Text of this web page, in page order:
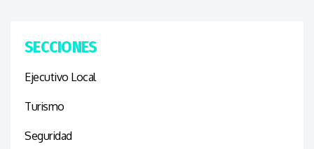
SECCIONES
Ejecutivo Local
Turismo
Seguridad